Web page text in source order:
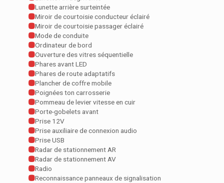
Lunette arrière surteintée
Miroir de courtoisie conducteur éclairé
Miroir de courtoisie passager éclairé
Mode de conduite
Ordinateur de bord
Ouverture des vitres séquentielle
Phares avant LED
Phares de route adaptatifs
Plancher de coffre mobile
Poignées ton carrosserie
Pommeau de levier vitesse en cuir
Porte-gobelets avant
Prise 12V
Prise auxiliaire de connexion audio
Prise USB
Radar de stationnement AR
Radar de stationnement AV
Radio
Reconnaissance panneaux de signalisation